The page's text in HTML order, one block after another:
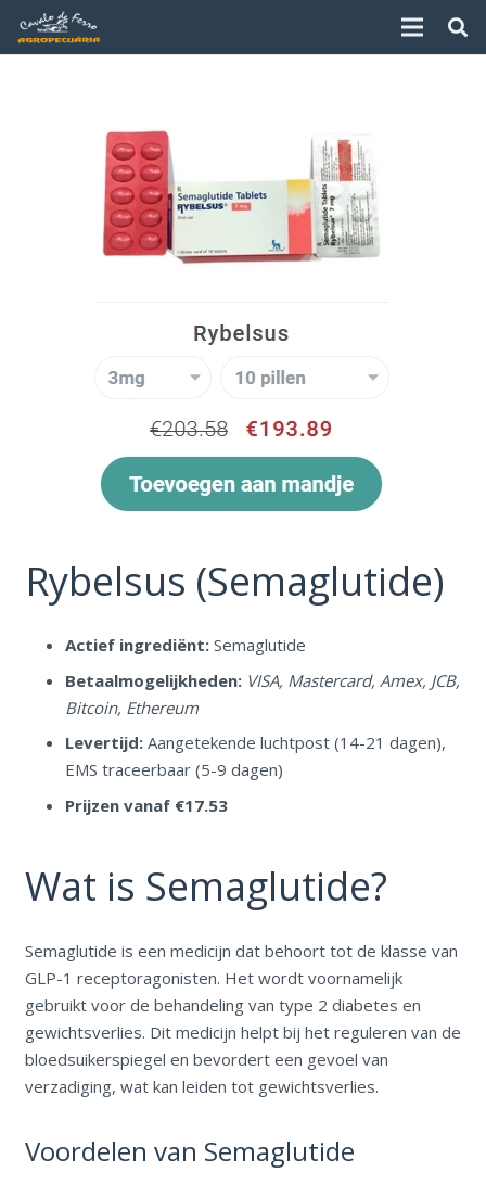
Rybelsus (Semaglutide)
Actief ingrediënt: Semaglutide
Betaalmogelijkheden: VISA, Mastercard, Amex, JCB,
Bitcoin, Ethereum
Levertijd: Aangetekende luchtpost (14-21 dagen),
EMS traceerbaar (5-9 dagen)
Prijzen vanaf €17.53
Wat is Semaglutide?
Semaglutide is een medicijn dat behoort tot de klasse van
GLP-1 receptoragonisten. Het wordt voornamelijk
gebruikt voor de behandeling van type 2 diabetes en
gewichtsverlies. Dit medicijn helpt bij het reguleren van de
bloedsuikerspiegel en bevordert een gevoel van
verzadiging, wat kan leiden tot gewichtsverlies.
Voordelen van Semaglutide